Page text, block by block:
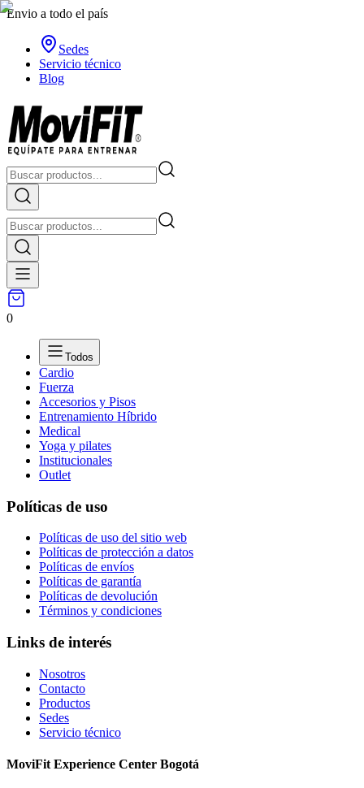
Envio a todo el país
Sedes
Servicio técnico
Blog
0
Todos
Cardio
Fuerza
Accesorios y Pisos
Entrenamiento Híbrido
Medical
Yoga y pilates
Institucionales
Outlet
Políticas de uso
Políticas de uso del sitio web
Políticas de protección a datos
Políticas de envíos
Políticas de garantía
Políticas de devolución
Términos y condiciones
Links de interés
Nosotros
Contacto
Productos
Sedes
Servicio técnico
MoviFit Experience Center Bogotá